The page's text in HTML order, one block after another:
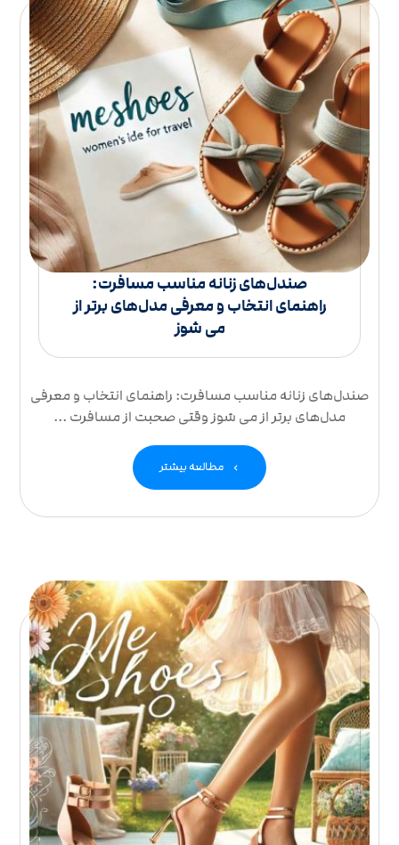
صندل‌های زنانه مناسب مسافرت:
راهنمای انتخاب و معرفی مدل‌های برتر از
می شوز
صندل‌های زنانه مناسب مسافرت: راهنمای انتخاب و معرفی
مدل‌های برتر از می شوز وقتی صحبت از مسافرت ...
مطالعه بیشتر